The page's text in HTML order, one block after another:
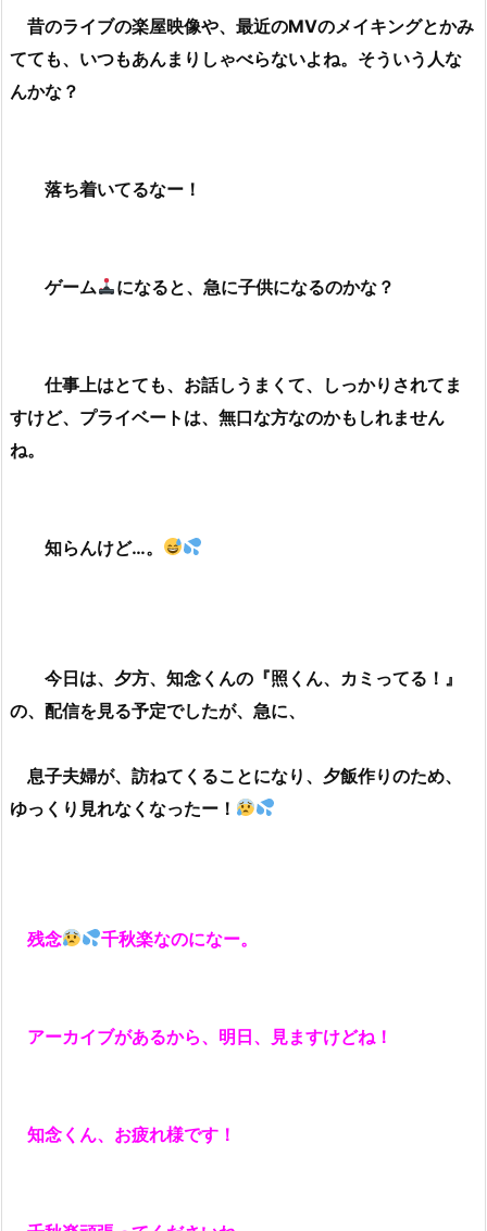
昔のライブの楽屋映像や、最近のMVのメイキングとかみ
てても、いつもあんまりしゃべらないよね。そういう人な
んかな？
落ち着いてるなー！
ゲーム になると、急に子供になるのかな？
仕事上はとても、お話しうまくて、しっかりされてま
すけど、プライベートは、無口な方なのかもしれません
ね。
知らんけど…。
今日は、夕方、知念くんの『照くん、カミってる！』
の、配信を見る予定でしたが、急に、
息子夫婦が、訪ねてくることになり、夕飯作りのため、
ゆっくり見れなくなったー！
残念 千秋楽なのになー。
アーカイブがあるから、明日、見ますけどね！
知念くん、お疲れ様です！